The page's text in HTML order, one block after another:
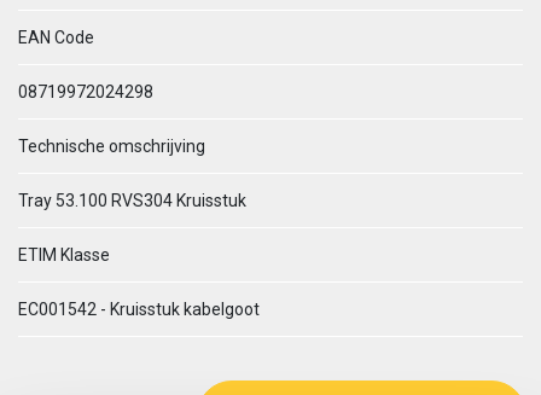
EAN Code
08719972024298
Technische omschrijving
Tray 53.100 RVS304 Kruisstuk
ETIM Klasse
EC001542 - Kruisstuk kabelgoot